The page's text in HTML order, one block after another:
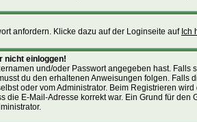
anfordern. Klicke dazu auf der Loginseite auf Ich
nicht einloggen!
und/oder Passwort angegeben hast.
du den erhaltenen Anweisungen folgen. Falls
oder vom Administrator. Beim Registrieren
die E-Mail-Adresse korrekt war. Ein Grund für